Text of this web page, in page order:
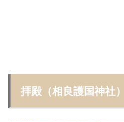
拝殿（相良護国神社）